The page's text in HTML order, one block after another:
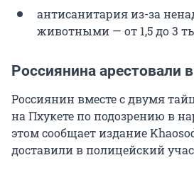
антисанитария из-за
животными — от 1,5 до 3
Россиянина арестовали
Россиянин вместе с двумя
на Пхукете по подозрению в
этом сообщает издание
доставили в полицейский